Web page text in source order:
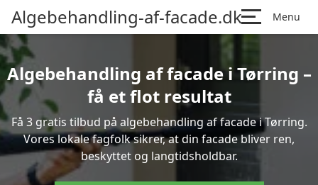
Algebehandling-af-facade.dk Menu
Algebehandling af facade i Tørring –
få et flot resultat
Få 3 gratis tilbud på algebehandling af facade i Tørring.
Vores lokale fagfolk sikrer, at din facade bliver ren,
beskyttet og langtidsholdbar.